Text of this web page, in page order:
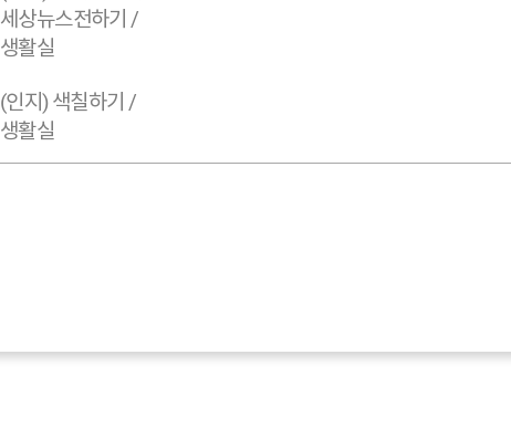
세상뉴스전하기 /
생활실
(인지) 색칠하기 /
생활실